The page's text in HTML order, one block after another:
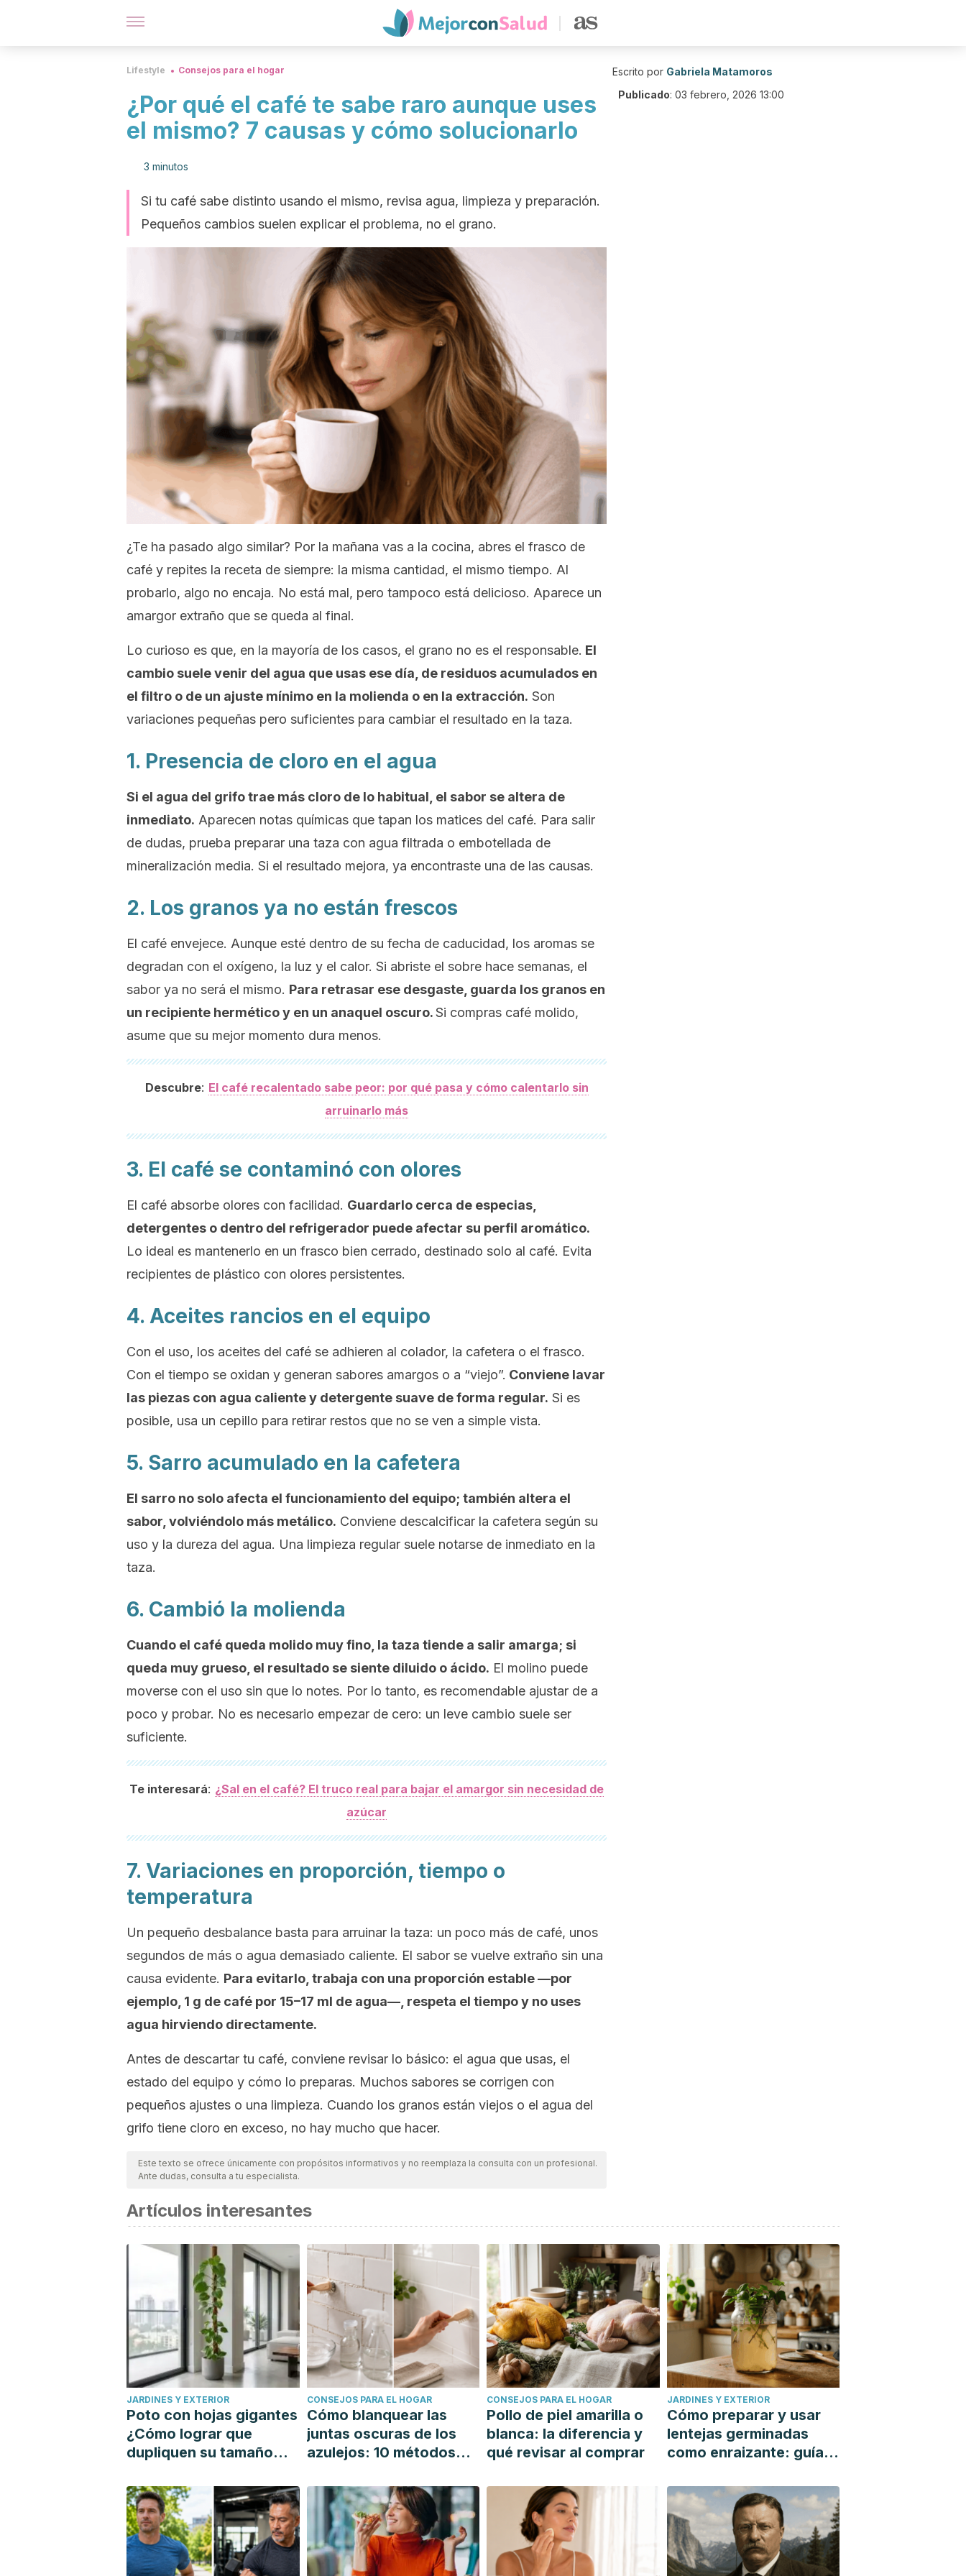
Lifestyle Consejos para el hogar
¿Por qué el café te sabe raro aunque uses
el mismo? 7 causas y cómo solucionarlo
3 minutos
Si tu café sabe distinto usando el mismo, revisa agua, limpieza y preparación.
Pequeños cambios suelen explicar el problema, no el grano.
¿Te ha pasado algo similar? Por la mañana vas a la cocina, abres el frasco de
café y repites la receta de siempre: la misma cantidad, el mismo tiempo. Al
probarlo, algo no encaja. No está mal, pero tampoco está delicioso. Aparece un
amargor extraño que se queda al final.
Lo curioso es que, en la mayoría de los casos, el grano no es el responsable. El
cambio suele venir del agua que usas ese día, de residuos acumulados en
el filtro o de un ajuste mínimo en la molienda o en la extracción. Son
variaciones pequeñas pero suficientes para cambiar el resultado en la taza.
1. Presencia de cloro en el agua
Si el agua del grifo trae más cloro de lo habitual, el sabor se altera de
inmediato. Aparecen notas químicas que tapan los matices del café. Para salir
de dudas, prueba preparar una taza con agua filtrada o embotellada de
mineralización media. Si el resultado mejora, ya encontraste una de las causas.
2. Los granos ya no están frescos
El café envejece. Aunque esté dentro de su fecha de caducidad, los aromas se
degradan con el oxígeno, la luz y el calor. Si abriste el sobre hace semanas, el
sabor ya no será el mismo. Para retrasar ese desgaste, guarda los granos en
un recipiente hermético y en un anaquel oscuro.Si compras café molido,
asume que su mejor momento dura menos.
Descubre: El café recalentado sabe peor: por qué pasa y cómo calentarlo sin
arruinarlo más
3. El café se contaminó con olores
El café absorbe olores con facilidad. Guardarlo cerca de especias,
detergentes o dentro del refrigerador puede afectar su perfil aromático.
Lo ideal es mantenerlo en un frasco bien cerrado, destinado solo al café. Evita
recipientes de plástico con olores persistentes.
4. Aceites rancios en el equipo
Con el uso, los aceites del café se adhieren al colador, la cafetera o el frasco.
Con el tiempo se oxidan y generan sabores amargos o a “viejo”. Conviene lavar
las piezas con agua caliente y detergente suave de forma regular. Si es
posible, usa un cepillo para retirar restos que no se ven a simple vista.
5. Sarro acumulado en la cafetera
El sarro no solo afecta el funcionamiento del equipo; también altera el
sabor, volviéndolo más metálico. Conviene descalcificar la cafetera según su
uso y la dureza del agua. Una limpieza regular suele notarse de inmediato en la
taza.
6. Cambió la molienda
Cuando el café queda molido muy fino, la taza tiende a salir amarga; si
queda muy grueso, el resultado se siente diluido o ácido. El molino puede
moverse con el uso sin que lo notes. Por lo tanto, es recomendable ajustar de a
poco y probar. No es necesario empezar de cero: un leve cambio suele ser
suficiente.
Te interesará: ¿Sal en el café? El truco real para bajar el amargor sin necesidad de
azúcar
7. Variaciones en proporción, tiempo o
temperatura
Un pequeño desbalance basta para arruinar la taza: un poco más de café, unos
segundos de más o agua demasiado caliente. El sabor se vuelve extraño sin una
causa evidente. Para evitarlo, trabaja con una proporción estable —por
ejemplo, 1 g de café por 15–17 ml de agua—, respeta el tiempo y no uses
agua hirviendo directamente.
Antes de descartar tu café, conviene revisar lo básico: el agua que usas, el
estado del equipo y cómo lo preparas. Muchos sabores se corrigen con
pequeños ajustes o una limpieza. Cuando los granos están viejos o el agua del
grifo tiene cloro en exceso, no hay mucho que hacer.
Este texto se ofrece únicamente con propósitos informativos y no reemplaza la consulta con un profesional.
Ante dudas, consulta a tu especialista.
Escrito por Gabriela Matamoros
Publicado: 03 febrero, 2026 13:00
Artículos interesantes
JARDINES Y EXTERIOR
Poto con hojas gigantes
¿Cómo lograr que
dupliquen su tamaño
CONSEJOS PARA EL HOGAR
Cómo blanquear las
juntas oscuras de los
azulejos: 10 métodos
CONSEJOS PARA EL HOGAR
Pollo de piel amarilla o
blanca: la diferencia y
qué revisar al comprar
JARDINES Y EXTERIOR
Cómo preparar y usar
lentejas germinadas
como enraizante: guía